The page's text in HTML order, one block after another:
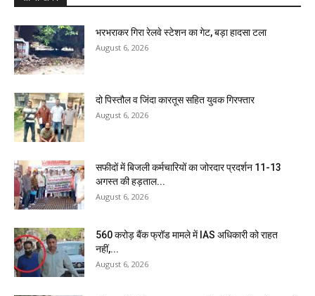
भरभराकर गिरा रेलवे स्टेशन का गेट, बड़ा हादसा टला
August 6, 2026
दो पिस्तौल व जिंदा कारतूस सहित युवक गिरफ्तार
August 6, 2026
सफीदों में बिजली कर्मचारियों का जोरदार प्रदर्शन 11-13
अगस्त की हड़ताल...
August 6, 2026
₹560 करोड़ बैंक फ्रॉड मामले में IAS अधिकारी को राहत
नहीं,...
August 6, 2026